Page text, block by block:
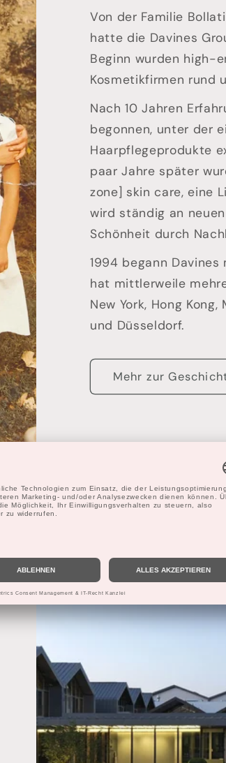
Von der Familie
hatte die Davines
Beginn wurden high-
Kosmetikfirmen rund
Nach 10 Jahren
begonnen, unter der
Haarpflegeprodukte
paar Jahre später
zone] skin care, eine
wird ständig an
Schönheit durch
1994 begann
hat mittlerweile
New York, Hong
und Düsseldorf.
Mehr zur